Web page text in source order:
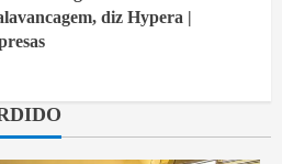
diz Hypera |